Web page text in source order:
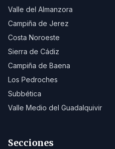
Valle del Almanzora
Campiña de Jerez
Costa Noroeste
Sierra de Cádiz
Campiña de Baena
Los Pedroches
Subbética
Valle Medio del Guadalquivir
Secciones